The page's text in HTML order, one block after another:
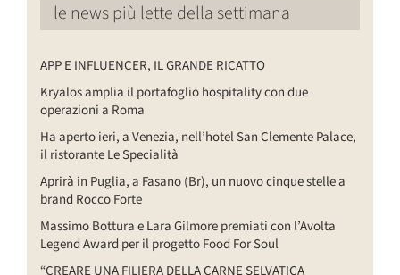
le news più lette della settimana
APP E INFLUENCER, IL GRANDE RICATTO
Kryalos amplia il portafoglio hospitality con due
operazioni a Roma
Ha aperto ieri, a Venezia, nell’hotel San Clemente Palace,
il ristorante Le Specialità
Aprirà in Puglia, a Fasano (Br), un nuovo cinque stelle a
brand Rocco Forte
Massimo Bottura e Lara Gilmore premiati con l’Avolta
Legend Award per il progetto Food For Soul